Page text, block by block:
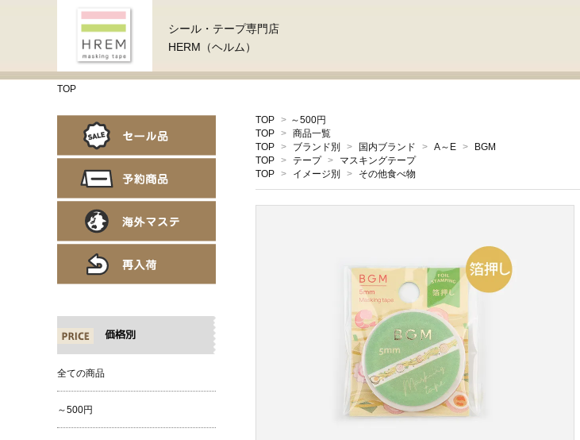
シール・テープ専門店
HERM（ヘルム）
TOP
TOP > ～500円
TOP > 商品一覧
TOP > ブランド別 > 国内ブランド > A～E >
BGM
TOP > テープ >
マスキングテープ
TOP > イメージ別 > その他食べ物
価格別
全ての商品
～500円